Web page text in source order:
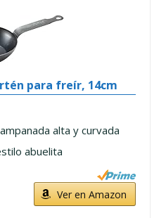
para freír, 14cm
alta y curvada
abuelita
Ver en Amazon